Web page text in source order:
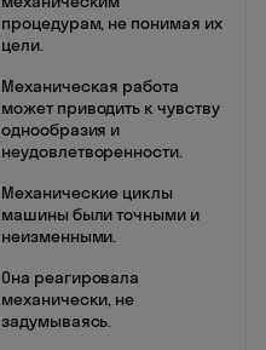
процедурам, не понимая их
цели.
Механическая работа
может приводить к чувству
однообразия и
неудовлетворенности.
Механические циклы
машины были точными и
неизменными.
Она реагировала
механически, не
задумываясь.